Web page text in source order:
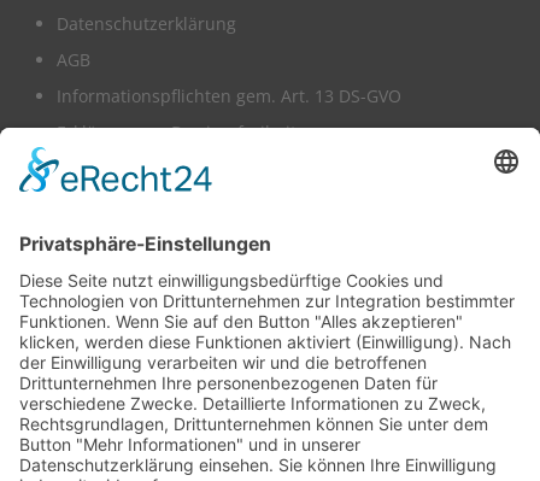
Datenschutzerklärung
AGB
Informationspflichten gem. Art. 13 DS-GVO
Erklärung zur Barrierefreiheit
Wir benötigen Ihre Zustimmung,
um den -Service zu laden!
Dieser Inhalt darf aufgrund von Trackern, die
Besuchern nicht offengelegt werden, nicht
geladen werden. Der Besitzer der Website muss
diese mit seinem CMP einrichten, um diesen